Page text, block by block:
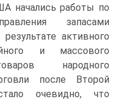
начались работы по
запасами
активного
и массового
народного
после Второй
очевидно, что